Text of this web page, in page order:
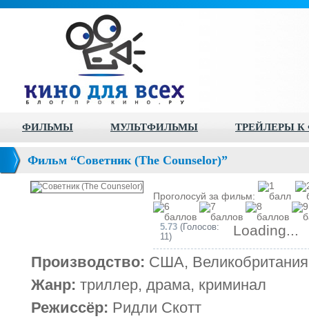
ФИЛЬМЫ МУЛЬТФИЛЬМЫ ТРЕЙЛЕРЫ
Фильм “Советник (The Counselor)”
Проголосуй за фильм:
5.73 (Голосов:
11)
Loading...
Производство: США,
Жанр: триллер, драма, криминал
Режиссёр: Ридли Скотт